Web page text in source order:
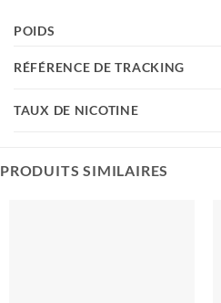
POIDS
RÉFÉRENCE DE TRACKING
TAUX DE NICOTINE
PRODUITS SIMILAIRES